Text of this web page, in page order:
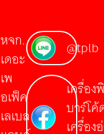
หจก.
เดอะ
เพ
อเฟ็ค
เลเบล
@tplb
เครื่อ
บาร์โค้
เครื่อง